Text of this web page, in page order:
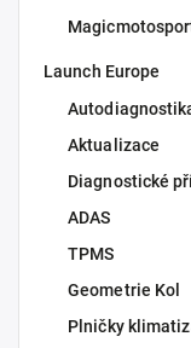
Launch Europe
Aktualizace
Diagnostické
ADAS
TPMS
Geometrie Kol
Plničky